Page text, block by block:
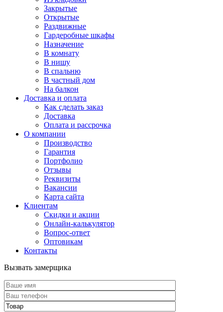
Закрытые
Открытые
Раздвижные
Гардеробные шкафы
Назначение
В комнату
В нишу
В спальню
В частный дом
На балкон
Доставка и оплата
Как сделать заказ
Доставка
Оплата и рассрочка
О компании
Производство
Гарантия
Портфолио
Отзывы
Реквизиты
Вакансии
Карта сайта
Клиентам
Скидки и акции
Онлайн-калькулятор
Вопрос-ответ
Оптовикам
Контакты
Вызвать замерщика